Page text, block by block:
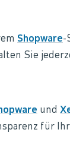
Shopware-
Sie
und
für